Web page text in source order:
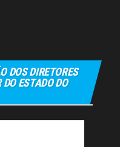
DOS DIRETORES
ESTADO DO